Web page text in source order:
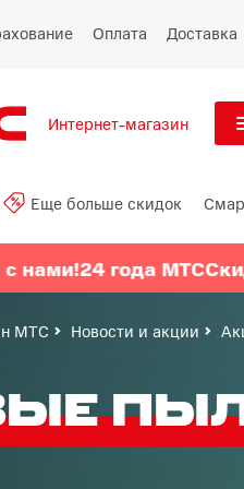
Оплата Доставка
Интернет-магазин
Все
Еще больше скидок
24 года МТССкидки
МТС Новости и акции